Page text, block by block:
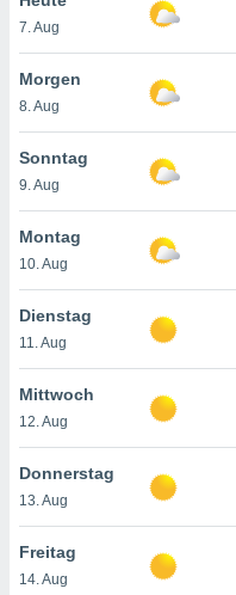
oder
Partner
es uns
das
der
Profil zu
Ihnen
finden
. Sie
jederzeit
Rand
7. Aug
Morgen
8. Aug
Sonntag
9. Aug
Montag
10. Aug
Dienstag
11. Aug
Mittwoch
12. Aug
Donnerstag
13. Aug
Freitag
14. Aug